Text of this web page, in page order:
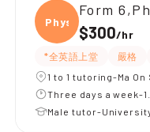
Physi
Form
$300/hr
*全英語上堂 嚴格
1 to 1 tutoring-Ma On
Three days a week-
Male tutor-